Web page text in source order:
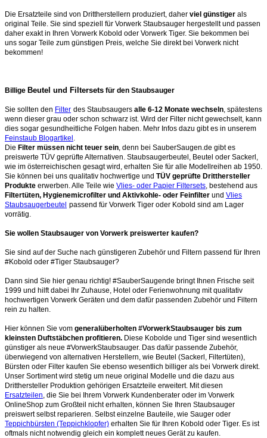
Die Ersatzteile sind von Drittherstellern produziert, daher viel günstiger als
original Teile. Sie sind speziell für Vorwerk Staubsauger hergestellt und passen
daher exakt in Ihren Vorwerk Kobold oder Vorwerk Tiger. Sie bekommen bei
uns sogar Teile zum günstigen Preis, welche Sie direkt bei Vorwerk nicht
bekommen!
Billige Beutel und Filtersets für den Staubsauger
Sie sollten den Filter des Staubsaugers alle 6-12 Monate wechseln , spätestens
wenn dieser grau oder schon schwarz ist. Wird der Filter nicht gewechselt, kann
dies sogar gesundheitliche Folgen haben. Mehr Infos dazu gibt es in unserem
Feinstaub Blogartikel
Die Filter müssen nicht teuer sein , denn bei SauberSaugen.de gibt es
preiswerte TÜV geprüfte Alternativen. Staubsaugerbeutel, Beutel oder Sackerl,
wie im österreichischen gesagt wird, erhalten Sie für alle Modellreihen ab 1950.
Sie können bei uns qualitativ hochwertige und TÜV geprüfte Dritthersteller
Produkte erwerben. Alle Teile wie Vlies- oder Papier Filtersets , bestehend aus
Filtertüten, Hygienemicrofilter und Aktivkohle- oder Feinfilter und Vlies
Staubsaugerbeutel passend für Vorwerk Tiger oder Kobold sind am Lager
vorrätig.
Sie wollen Staubsauger von Vorwerk preiswerter kaufen?
Sie sind auf der Suche nach günstigeren Zubehör und Filtern passend für Ihren
#Kobold oder #Tiger Staubsauger?
Dann sind Sie hier genau richtig! #SauberSaugende bringt Ihnen Frische seit
1999 und hilft dabei Ihr Zuhause, Hotel oder Ferienwohnung mit qualitativ
hochwertigen Vorwerk Geräten und dem dafür passenden Zubehör und Filtern
rein zu halten.
Hier können Sie vom generalüberholten #VorwerkStaubsauger bis zum
kleinsten Duftstäbchen profitieren. Diese Kobolde und Tiger sind wesentlich
günstiger als neue #VorwerkStaubsauger. Das dafür passende Zubehör,
überwiegend von alternativen Herstellern, wie Beutel (Sackerl, Filtertüten),
Bürsten oder Filter kaufen Sie ebenso wesentlich billiger als bei Vorwerk direkt.
Unser Sortiment wird stetig um neue original Modelle und die dazu aus
Dritthersteller Produktion gehörigen Ersatzteile erweitert. Mit diesen
Ersatzteilen , die Sie bei Ihrem Vorwerk Kundenberater oder im Vorwerk
OnlineShop zum Großteil nicht erhalten, können Sie Ihren Staubsauger
preiswert selbst reparieren. Selbst einzelne Bauteile, wie Sauger oder
Teppichbürsten (Teppichklopfer) erhalten Sie für Ihren Kobold oder Tiger. Es ist
oftmals nicht notwendig gleich ein komplett neues Gerät zu kaufen.